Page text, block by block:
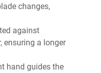
changes,
against
ensuring a longer
hand guides the